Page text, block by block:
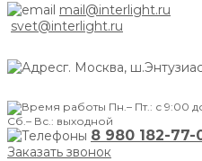
mail@interlight.ru
svet@interlight.ru
г. Москва,
Пн.– Пт.: с 9:00
Сб.– Вс.: выходной
8 980 182-77-
Заказать звонок